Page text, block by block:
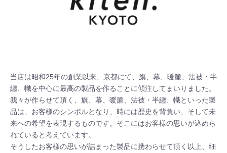
当店は昭和25年の創業以来、京都にて、旗、幕、暖簾、法被・半
纏、幟を中心に最高の製品を作ることに傾注してまいりました。
我々が作らせて頂く、旗、幕、暖簾、法被・半纏、幟といった製
品は、お客様のシンボルとなり、時には歴史を背負い、そして未
来への希望を表現するものです。そこにはお客様の思いが込めら
れていると考えています。
そうしたお客様の思いが詰まった製品に携わらせて頂く以上、細